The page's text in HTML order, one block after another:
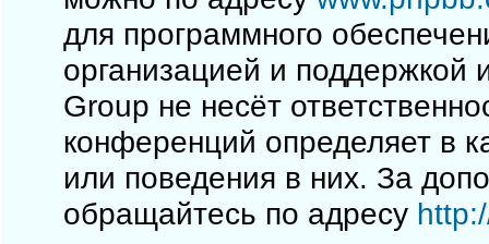
для программного
организацией и поддержкой
Group не несёт
конференций определяет в
или поведения в них. За
обращайтесь по адресу